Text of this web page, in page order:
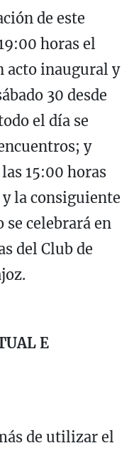
de este
horas el
acto inaugural y
30 desde
el día se
y
15:00 horas
la consiguiente
se celebrará en
del Club de
E
de utilizar el